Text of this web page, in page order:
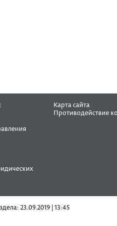
Карта сайта
Противодействие
23.09.2019 | 13:45